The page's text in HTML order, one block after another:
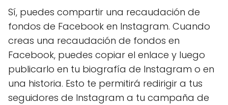
Sí, puedes compartir una recaudación de
fondos de Facebook en Instagram. Cuando
creas una recaudación de fondos en
Facebook, puedes copiar el enlace y luego
publicarlo en tu biografía de Instagram o en
una historia. Esto te permitirá redirigir a tus
seguidores de Instagram a tu campaña de